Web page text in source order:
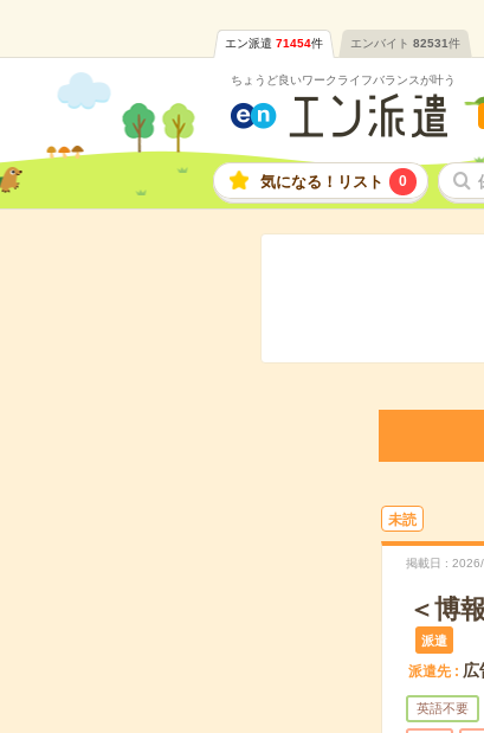
エン派遣 71454件 エンバイト 82531件
ちょうど良いワークライフバランスが叶う
気になる！リスト 0
未読
掲載日
＜博
派遣
派遣先 広
英語不要